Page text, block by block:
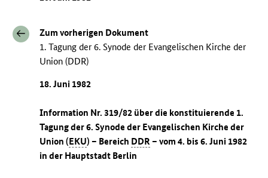
Zum vorherigen Dokument
1. Tagung der 6. Synode der Evangelischen Kirche der
Union (DDR)
18. Juni 1982
Information Nr. 319/82 über die konstituierende 1.
Tagung der 6. Synode der Evangelischen Kirche der
Union (EKU) – Bereich DDR– vom 4. bis 6. Juni 1982
in der Hauptstadt Berlin